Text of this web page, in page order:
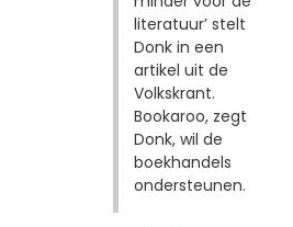
literatuur’ stelt
Donk in een
artikel uit de
Volkskrant.
Bookaroo, zegt
Donk, wil de
boekhandels
ondersteunen.